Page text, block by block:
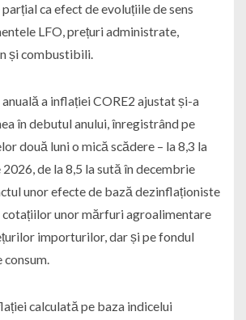
ca efect de evoluțiile de sens
LFO, prețuri administrate,
și combustibili.
anuală a inflației CORE2 ajustat și-a
în debutul anului, înregistrând pe
două luni o mică scădere – la 8,3 la
de la 8,5 la sută în decembrie
unor efecte de bază dezinflaționiste
unor mărfuri agroalimentare
importurilor, dar și pe fondul
calculată pe baza indicelui